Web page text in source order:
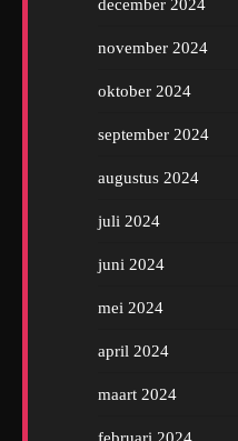
december 2024
november 2024
oktober 2024
september 2024
augustus 2024
juli 2024
juni 2024
mei 2024
april 2024
maart 2024